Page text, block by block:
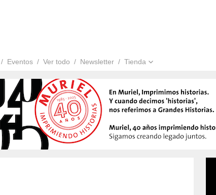
Eventos Ver todo Newsletter Tienda